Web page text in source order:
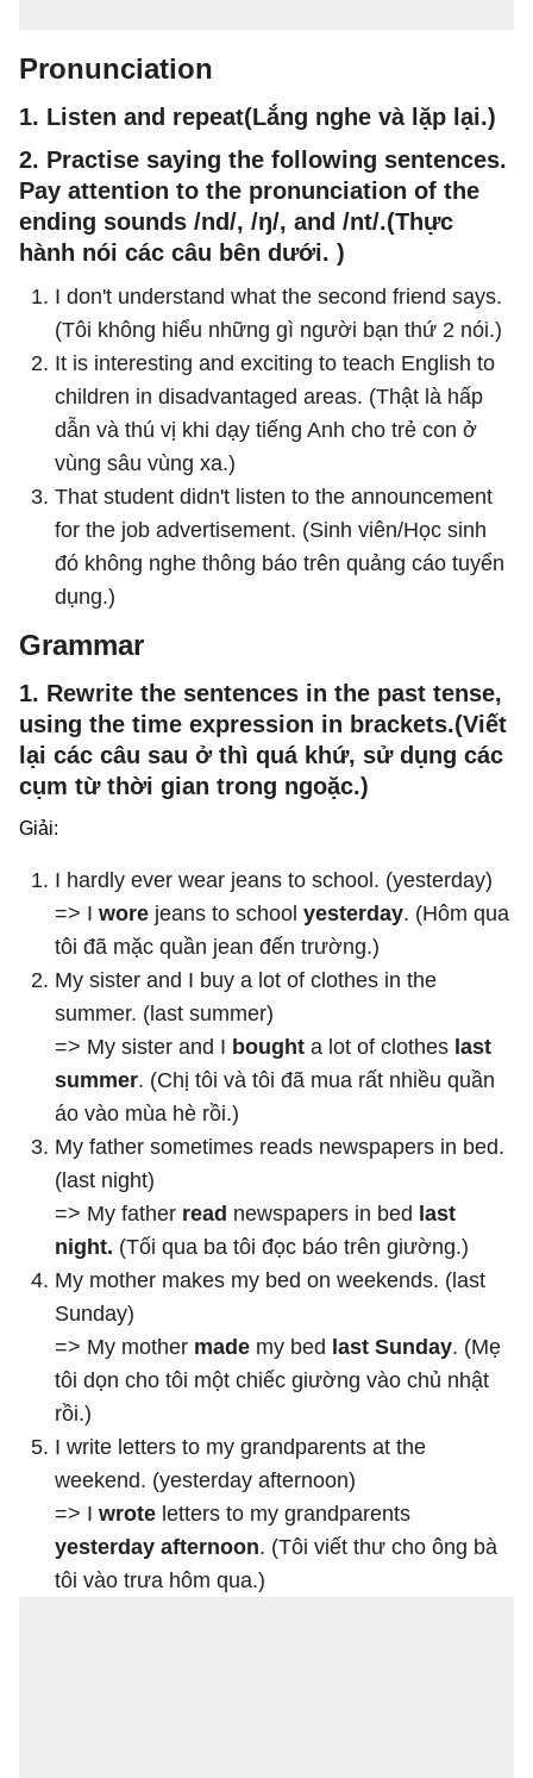
Pronunciation
1. Listen and repeat(Lắng nghe và lặp lại.)
2. Practise saying the following sentences.
Pay attention to the pronunciation of the
ending sounds /nd/, /ŋ/, and /nt/.(Thực
hành nói các câu bên dưới. )
I don't understand what the second friend says.
(Tôi không hiểu những gì người bạn thứ 2 nói.)
It is interesting and exciting to teach English to
children in disadvantaged areas. (Thật là hấp
dẫn và thú vị khi dạy tiếng Anh cho trẻ con ở
vùng sâu vùng xa.)
That student didn't listen to the announcement
for the job advertisement. (Sinh viên/Học sinh
đó không nghe thông báo trên quảng cáo tuyển
dụng.)
Grammar
1. Rewrite the sentences in the past tense,
using the time expression in brackets.(Viết
lại các câu sau ở thì quá khứ, sử dụng các
cụm từ thời gian trong ngoặc.)
Giải:
I hardly ever wear jeans to school. (yesterday)
=> I wore jeans to school yesterday. (Hôm qua
tôi đã mặc quần jean đến trường.)
My sister and I buy a lot of clothes in the
summer. (last summer)
=> My sister and I bought a lot of clothes last
summer. (Chị tôi và tôi đã mua rất nhiều quần
áo vào mùa hè rồi.)
My father sometimes reads newspapers in bed.
(last night)
=> My father read newspapers in bed last
night. (Tối qua ba tôi đọc báo trên giường.)
My mother makes my bed on weekends. (last
Sunday)
=> My mother made my bed last Sunday. (Mẹ
tôi dọn cho tôi một chiếc giường vào chủ nhật
rồi.)
I write letters to my grandparents at the
weekend. (yesterday afternoon)
=> I wrote letters to my grandparents
yesterday afternoon. (Tôi viết thư cho ông bà
tôi vào trưa hôm qua.)